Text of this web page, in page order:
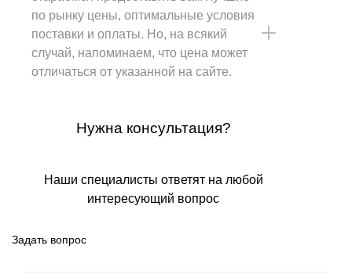
по рынку цены, оптимальные условия
поставки и оплаты. Но, на всякий
случай, напоминаем, что цена может
отличаться от указанной на сайте.
Нужна консультация?
Наши специалисты ответят на любой
интересующий вопрос
Задать вопрос